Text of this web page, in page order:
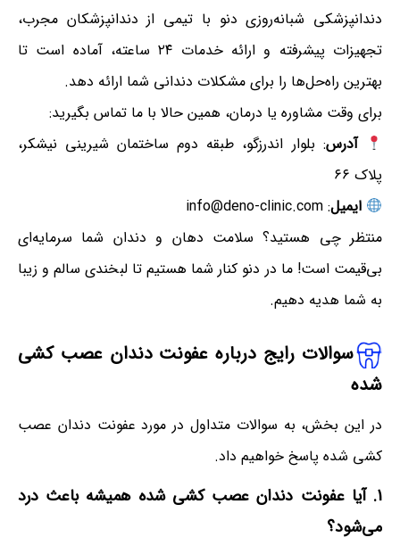
دندانپزشکی شبانه‌روزی دنو با تیمی از دندانپزشکان مجرب،
تجهیزات پیشرفته و ارائه خدمات ۲۴ ساعته، آماده است تا
بهترین راه‌حل‌ها را برای مشکلات دندانی شما ارائه دهد.
برای وقت مشاوره یا درمان، همین حالا با ما تماس بگیرید:
آدرس: بلوار اندرزگو، طبقه دوم ساختمان شیرینی نیشکر،
پلاک ۶۶
ایمیل: info@deno-clinic.com
منتظر چی هستید؟ سلامت دهان و دندان شما سرمایه‌ای
بی‌قیمت است! ما در دنو کنار شما هستیم تا لبخندی سالم و زیبا
به شما هدیه دهیم.
سوالات رایج درباره عفونت دندان عصب کشی
شده
در این بخش، به سوالات متداول در مورد عفونت دندان عصب
کشی شده پاسخ خواهیم داد.
1. آیا عفونت دندان عصب کشی شده همیشه باعث درد
می‌شود؟